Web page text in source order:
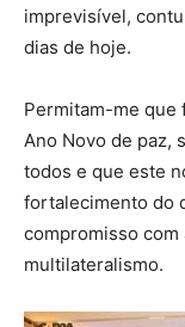
imprevisível,
dias de hoje.
Permitam-me que
Ano Novo de paz,
todos e que este
fortalecimento do
compromisso com
multilateralismo.